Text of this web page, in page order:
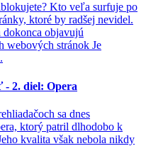
Kto veľa surfuje po
ktoré by radšej nevidel.
dokonca objavujú
webových stránok Je
2. diel: Opera
sa dnes
ktorý patril dlhodobo k
kvalita však nebola nikdy